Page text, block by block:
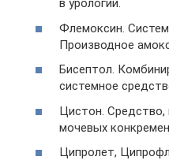
в урологии.
Флемоксин.
Производное
Бисептол.
системное
Цистон. Средство,
мочевых
Ципролет,